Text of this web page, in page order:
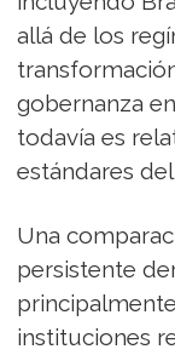
allá de los
gobernanza
todavía es
estándares del
Una
persistente
instituciones